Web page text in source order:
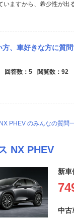
いますから、希少性が出
の様なグレードとは全
な方に質問です。 レクサスNX300h
回答数： 5 閲覧数： 92
PHEV のみんなの質問
NX PHEV
新車
中古